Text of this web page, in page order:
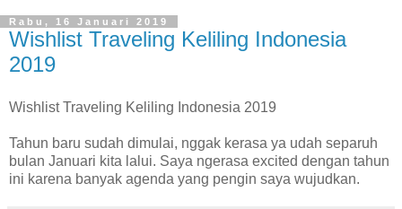
Rabu, 16 Januari 2019
Wishlist Traveling Keliling Indonesia
2019
Wishlist Traveling Keliling Indonesia 2019
Tahun baru sudah dimulai, nggak kerasa ya udah separuh
bulan Januari kita lalui. Saya ngerasa excited dengan tahun
ini karena banyak agenda yang pengin saya wujudkan.